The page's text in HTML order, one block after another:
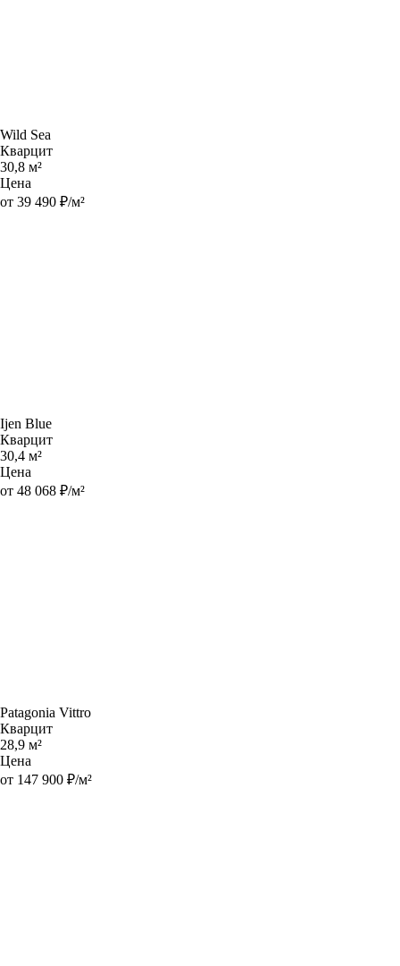
Wild Sea
Кварцит
30,8 м²
Цена
от 39 490 ₽/м²
Ijen Blue
Кварцит
30,4 м²
Цена
от 48 068 ₽/м²
Patagonia Vittro
Кварцит
28,9 м²
Цена
от 147 900 ₽/м²